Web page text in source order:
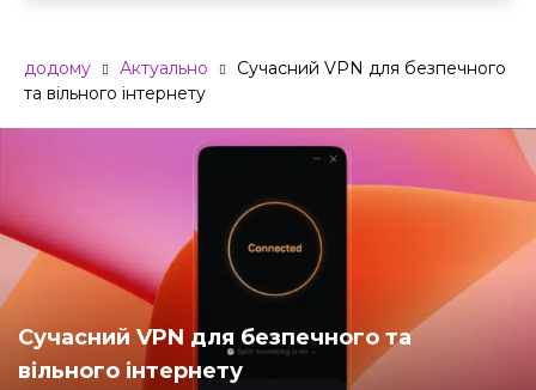
додому Актуально
Сучасний VPN для безпечного
та вільного інтернету
Сучасний VPN для безпечного та
вільного інтернету